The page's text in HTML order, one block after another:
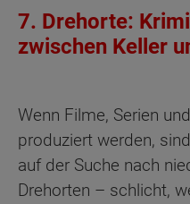
7. Drehorte:
zwischen Keller
Wenn Filme, Serien
produziert werden,
auf der Suche nach
Drehorten – schlicht,